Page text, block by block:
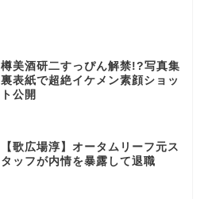
樽美酒研二すっぴん解禁!?写真集
裏表紙で超絶イケメン素顔ショッ
ト公開
【歌広場淳】オータムリーフ元ス
タッフが内情を暴露して退職